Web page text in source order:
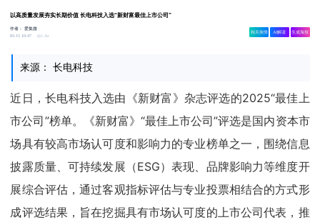
以高质量发展夯实长期价值 长电科技入选“新财富最佳上市公司”
作者：爱集微
05-15 10:47
1.4w
相关舆情 AI解读 生成海报
来源： 长电科技
近日，长电科技入选由《新财富》杂志评选的2025“最佳上
市公司”榜单。《新财富》“最佳上市公司”评选是国内资本市
场具有较高市场认可度和影响力的专业榜单之一，围绕信息
披露质量、可持续发展（ESG）表现、品牌影响力等维度开
展综合评估，通过客观指标评估与专业投票相结合的方式形
成评选结果，旨在挖掘具有市场认可度的上市公司代表，推